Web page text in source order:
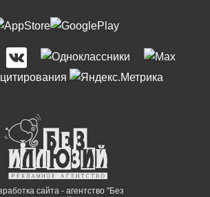
сайта - агентство "Без